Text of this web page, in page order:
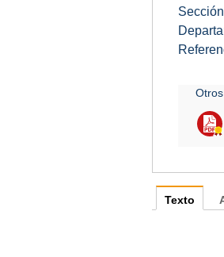
Texto